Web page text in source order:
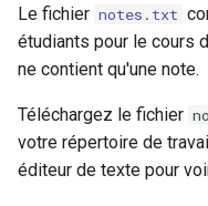
Le fichier notes.txt
étudiants pour le cours
ne contient qu'une note.
Téléchargez le fichier
votre répertoire de
éditeur de texte pour